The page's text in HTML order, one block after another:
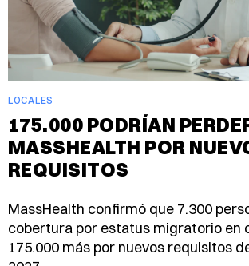
LOCALES
175.000 PODRÍAN
MASSHEALTH POR
REQUISITOS
MassHealth confirmó que 7.300
cobertura por estatus migratorio en
175.000 más por nuevos requisitos